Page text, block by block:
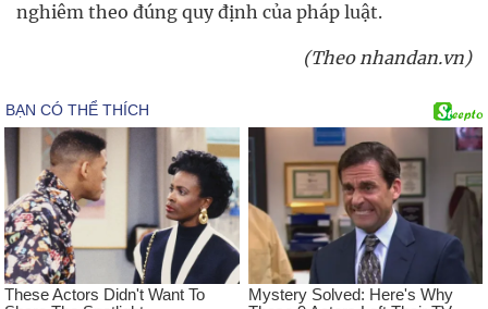
nghiêm theo đúng quy định của pháp luật.
(Theo nhandan.vn)